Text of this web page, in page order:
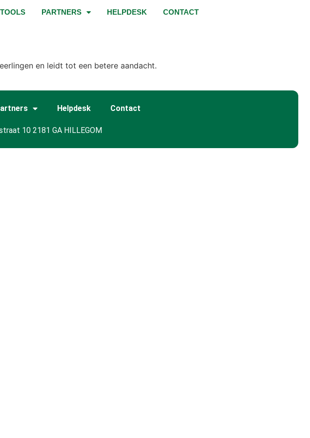
TOOLS PARTNERS HELPDESK CONTACT
en leidt tot een betere aandacht.
Helpdesk Contact
10 2181 GA HILLEGOM